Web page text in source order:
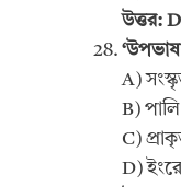
উত্তর:
A)
B) পালি
C)
D)